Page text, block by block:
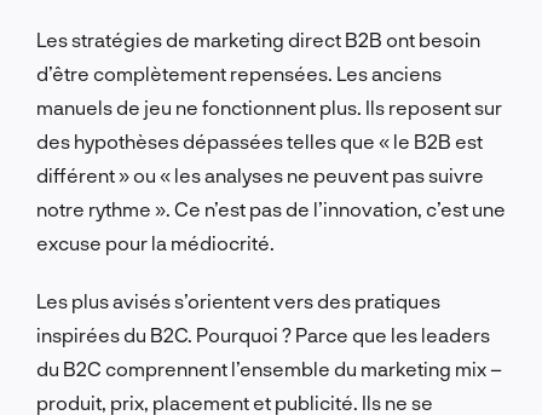
Les stratégies de marketing direct B2B ont besoin
d’être complètement repensées. Les anciens
manuels de jeu ne fonctionnent plus. Ils reposent sur
des hypothèses dépassées telles que « le B2B est
différent » ou « les analyses ne peuvent pas suivre
notre rythme ». Ce n’est pas de l’innovation, c’est une
excuse pour la médiocrité.
Les plus avisés s’orientent vers des pratiques
inspirées du B2C. Pourquoi ? Parce que les leaders
du B2C comprennent l’ensemble du marketing mix –
produit, prix, placement et publicité. Ils ne se